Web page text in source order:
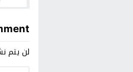
لن يتم